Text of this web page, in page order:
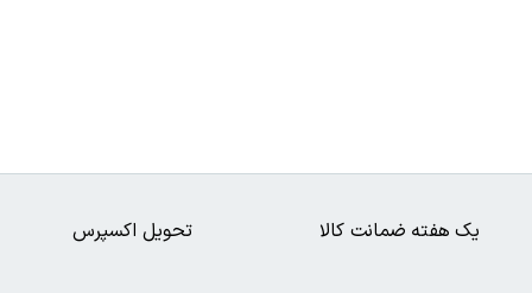
تحویل اکسپرس یک هفته ضمانت کالا